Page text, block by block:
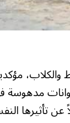
مدهوسة
تأثيرها